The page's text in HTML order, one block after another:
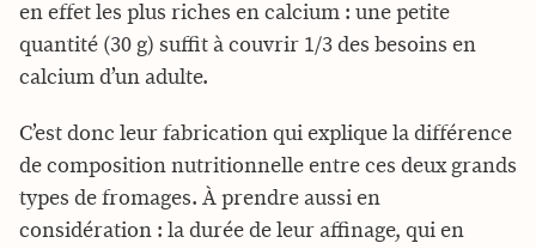
en effet les plus riches en calcium : une petite
quantité (30 g) suffit à couvrir 1/3 des besoins en
calcium d’un adulte.
C’est donc leur fabrication qui explique la différence
de composition nutritionnelle entre ces deux grands
types de fromages. À prendre aussi en
considération : la durée de leur affinage, qui en